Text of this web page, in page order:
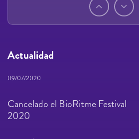
Actualidad
09/07/2020
Cancelado el BioRitme Festival
2020